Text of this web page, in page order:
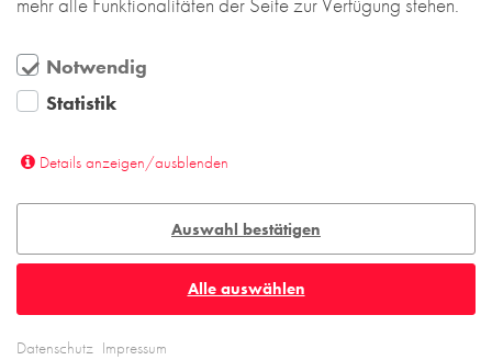
Notwendig
Statistik
Details anzeigen/ausblenden
Auswahl bestätigen
Alle auswählen
Datenschutz Impressum